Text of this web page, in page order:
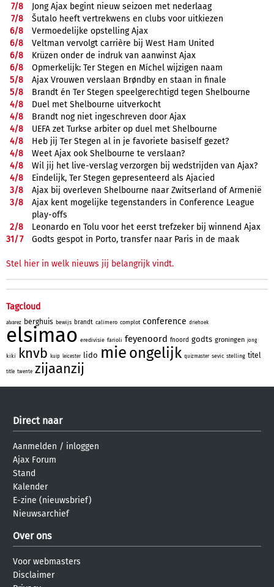
7/8
Jong Ajax begint nieuw seizoen met nederlaag
7/8
Šutalo heeft vertrekwens en clubs voor uitkiezen
6/8
Vermoedelijke opstelling Ajax
6/8
Veltman vervolgt carrière bij West Ham United
6/8
Krüzen onder de indruk van aanwinst Ajax
6/8
Opmerkelijk: Ter Stegen en Míchel wijzigen naam
5/8
Ajax Vrouwen verslaan Brøndby en staan in finale
5/8
Brandt én Ter Stegen speelgerechtigd tegen Shelbourne
4/8
Duel met Shelbourne uitverkocht
4/8
Brandt nog niet ingeschreven door Ajax
4/8
UEFA zet Turkse arbiter op duel met Shelbourne
4/8
Heb jij Ter Stegen al in je favoriete basiself gezet?
4/8
Weet Ajax ook Shelbourne te verslaan?
4/8
Wil jij het live-verslag verzorgen bij wedstrijden van Ajax?
4/8
Eindelijk, Ter Stegen gepresenteerd als Ajacied
3/8
Ajax bij overleven Shelbourne naar Zwitserland of Armenië
3/8
Ajax kent mogelijke tegenstanders in Conference League
play-offs
2/8
Leonardo en Tolu voor het eerst trefzeker bij winnend Ajax
31/7 Godts gespot in Porto, transfer naar Paris in de maak
Stel hier in welk nieuws jij belangrijk vindt.
Tagcloud
alvarez berghuis bewijs brandt calimero complot conference driehoek
elsimao eredivisie farioli feyenoord fnoord godts groningen jong
kiki knvb kuip leicester lido mie ongelijk quizmaster sevic stelling titel
title twente zijaanzij
Direct naar
Aanmelden / inloggen
Ajax Forum
Stand
Kalender
E-zine (nieuwsbrief)
Nieuwsarchief
Over ons
Voor webmasters
Disclaimer